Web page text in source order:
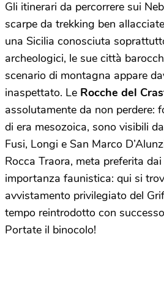
Gli itinerari da percorrere sui
scarpe da trekking ben
una Sicilia conosciuta
archeologici, le sue città
scenario di montagna appare
inaspettato. Le Rocche del
assolutamente da non perdere:
di era mesozoica, sono visibili
Fusi, Longi e San Marco
Rocca Traora, meta preferita
importanza faunistica: qui si
avvistamento privilegiato del
tempo reintrodotto con
Portate il binocolo!